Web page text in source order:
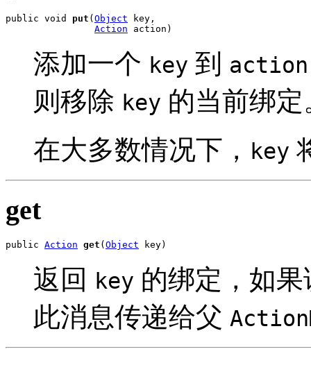
public void put (Object key,
Action action)
添加一个 key 到 action
则移除 key 的当前绑定
在大多数情况下， key
get
public Action get ( Object key)
返回 key 的绑定，如
此消息传递给父